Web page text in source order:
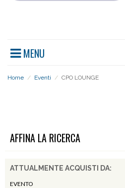
MENU
Home / Eventi / CPO LOUNGE
AFFINA LA RICERCA
ATTUALMENTE ACQUISTI DA:
EVENTO